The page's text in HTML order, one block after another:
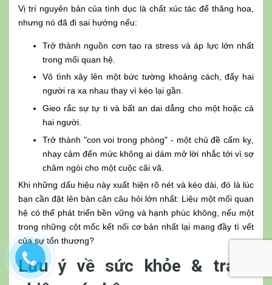
Vị trí nguyên bản của tình dục là chất xúc tác để thăng hoa,
nhưng nó đã đi sai hướng nếu:
Trở thành nguồn cơn tạo ra stress và áp lực lớn nhất
trong mối quan hệ.
Vô tình xây lên một bức tường khoảng cách, đẩy hai
người ra xa nhau thay vì kéo lại gần.
Gieo rắc sự tự ti và bất an dai dẳng cho một hoặc cả
hai người.
Trở thành "con voi trong phòng" - một chủ đề cấm kỵ,
nhạy cảm đến mức không ai dám mở lời nhắc tới vì sợ
châm ngòi cho một cuộc cãi vã.
Khi những dấu hiệu này xuất hiện rõ nét và kéo dài, đó là lúc
bạn cần đặt lên bàn cân câu hỏi lớn nhất: Liệu một mối quan
hệ có thể phát triển bền vững và hạnh phúc không, nếu một
trong những cột mốc kết nối cơ bản nhất lại mang đầy tì vết
của sự tổn thương?
Lưu ý về sức khỏe & trách